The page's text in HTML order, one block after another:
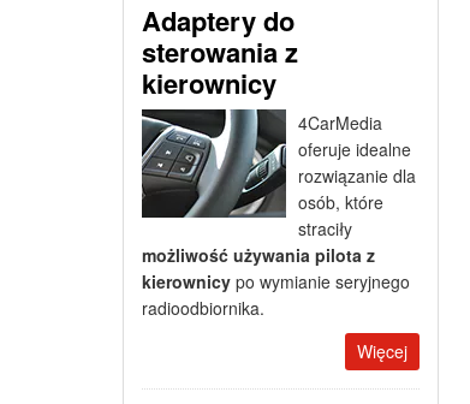
Adaptery do
sterowania z
kierownicy
4CarMedia
oferuje idealne
rozwiązanie dla
osób, które
straciły
możliwość używania pilota z
kierownicy po wymianie seryjnego
radioodbiornika.
Więcej